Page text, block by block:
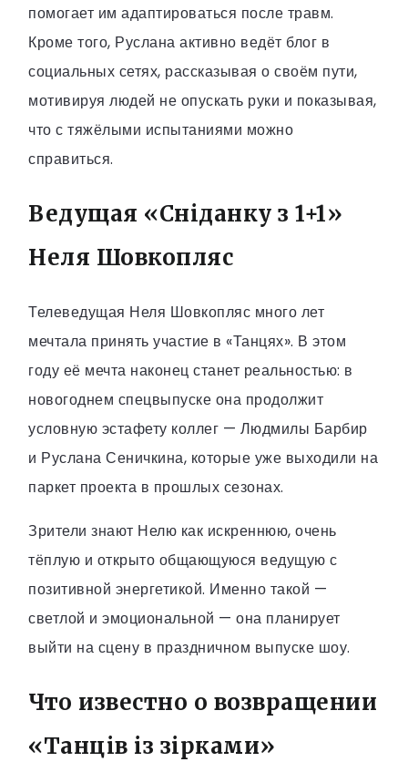
помогает им адаптироваться после травм.
Кроме того, Руслана активно ведёт блог в
социальных сетях, рассказывая о своём пути,
мотивируя людей не опускать руки и показывая,
что с тяжёлыми испытаниями можно
справиться.
Ведущая «Сніданку з 1+1»
Неля Шовкопляс
Телеведущая Неля Шовкопляс много лет
мечтала принять участие в «Танцях». В этом
году её мечта наконец станет реальностью: в
новогоднем спецвыпуске она продолжит
условную эстафету коллег — Людмилы Барбир
и Руслана Сеничкина, которые уже выходили на
паркет проекта в прошлых сезонах.
Зрители знают Нелю как искреннюю, очень
тёплую и открыто общающуюся ведущую с
позитивной энергетикой. Именно такой —
светлой и эмоциональной — она планирует
выйти на сцену в праздничном выпуске шоу.
Что известно о возвращении
«Танців із зірками»